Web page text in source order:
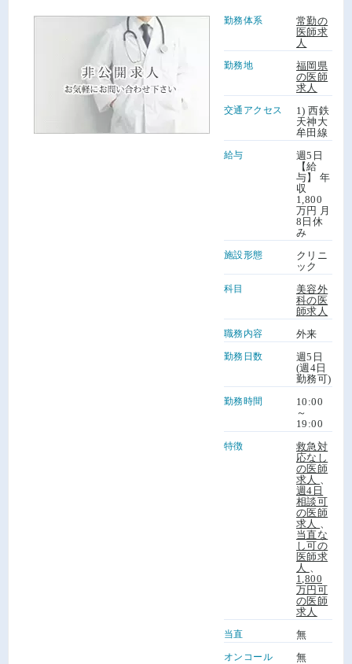
勤務体系
常勤の
医師求
人
勤務地
福岡県
の医師
求人
交通アクセス
1) 西鉄
天神大
牟田線
給与
週5日
【給
与】 年
収
1,800
万円 月
8日休
み
施設形態
クリニ
ック
科目
美容外
科の医
師求人
職務内容 外来
勤務日数
週5日
(週4日
勤務可)
勤務時間
10:00
～
19:00
特徴
救急対
応なし
の医師
求人
週4日
相談可
の医師
求人
当直な
し可の
医師求
人
1,800
万円可
の医師
求人
当直 無
オンコール 無